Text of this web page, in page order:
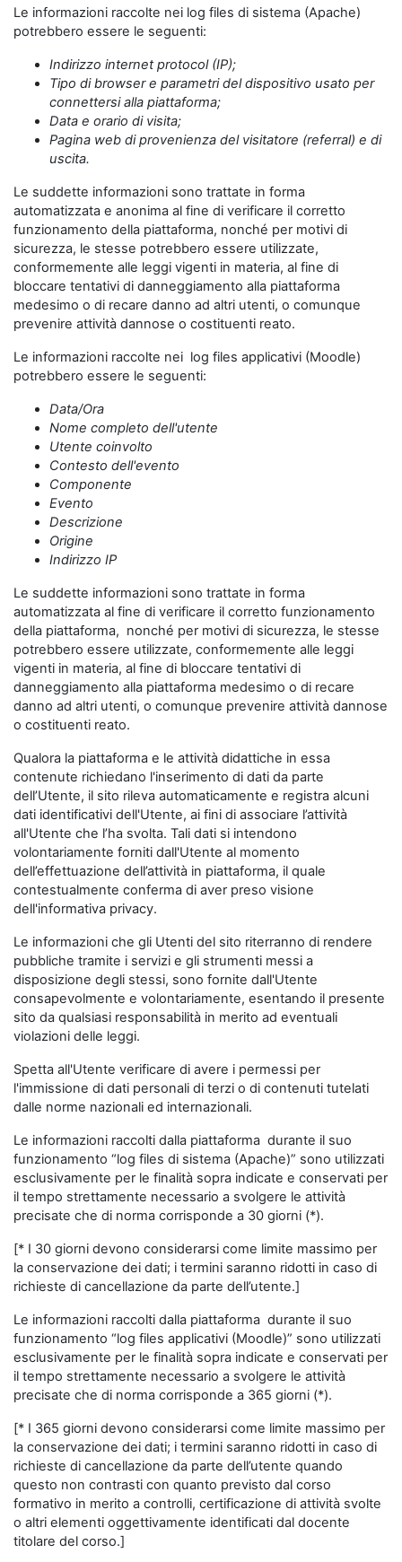
Le informazioni raccolte nei log files di sistema (Apache)
potrebbero essere le seguenti:
Indirizzo internet protocol (IP);
Tipo di browser e parametri del dispositivo usato per
connettersi alla piattaforma;
Data e orario di visita;
Pagina web di provenienza del visitatore (referral) e di
uscita.
Le suddette informazioni sono trattate in forma
automatizzata e anonima al fine di verificare il corretto
funzionamento della piattaforma, nonché per motivi di
sicurezza, le stesse potrebbero essere utilizzate,
conformemente alle leggi vigenti in materia, al fine di
bloccare tentativi di danneggiamento alla piattaforma
medesimo o di recare danno ad altri utenti, o comunque
prevenire attività dannose o costituenti reato.
Le informazioni raccolte nei log files applicativi (Moodle)
potrebbero essere le seguenti:
Data/Ora
Nome completo dell'utente
Utente coinvolto
Contesto dell'evento
Componente
Evento
Descrizione
Origine
Indirizzo IP
Le suddette informazioni sono trattate in forma
automatizzata al fine di verificare il corretto funzionamento
della piattaforma, nonché per motivi di sicurezza, le stesse
potrebbero essere utilizzate, conformemente alle leggi
vigenti in materia, al fine di bloccare tentativi di
danneggiamento alla piattaforma medesimo o di recare
danno ad altri utenti, o comunque prevenire attività dannose
o costituenti reato.
Qualora la piattaforma e le attività didattiche in essa
contenute richiedano l'inserimento di dati da parte
dell’Utente, il sito rileva automaticamente e registra alcuni
dati identificativi dell'Utente, ai fini di associare l’attività
all'Utente che l’ha svolta. Tali dati si intendono
volontariamente forniti dall'Utente al momento
dell’effettuazione dell’attività in piattaforma, il quale
contestualmente conferma di aver preso visione
dell'informativa privacy.
Le informazioni che gli Utenti del sito riterranno di rendere
pubbliche tramite i servizi e gli strumenti messi a
disposizione degli stessi, sono fornite dall'Utente
consapevolmente e volontariamente, esentando il presente
sito da qualsiasi responsabilità in merito ad eventuali
violazioni delle leggi.
Spetta all'Utente verificare di avere i permessi per
l'immissione di dati personali di terzi o di contenuti tutelati
dalle norme nazionali ed internazionali.
Le informazioni raccolti dalla piattaforma durante il suo
funzionamento “log files di sistema (Apache)” sono utilizzati
esclusivamente per le finalità sopra indicate e conservati per
il tempo strettamente necessario a svolgere le attività
precisate che di norma corrisponde a 30 giorni (*).
[* I 30 giorni devono considerarsi come limite massimo per
la conservazione dei dati; i termini saranno ridotti in caso di
richieste di cancellazione da parte dell’utente.]
Le informazioni raccolti dalla piattaforma durante il suo
funzionamento “log files applicativi (Moodle)” sono utilizzati
esclusivamente per le finalità sopra indicate e conservati per
il tempo strettamente necessario a svolgere le attività
precisate che di norma corrisponde a 365 giorni (*).
[* I 365 giorni devono considerarsi come limite massimo per
la conservazione dei dati; i termini saranno ridotti in caso di
richieste di cancellazione da parte dell’utente quando
questo non contrasti con quanto previsto dal corso
formativo in merito a controlli, certificazione di attività svolte
o altri elementi oggettivamente identificati dal docente
titolare del corso.]